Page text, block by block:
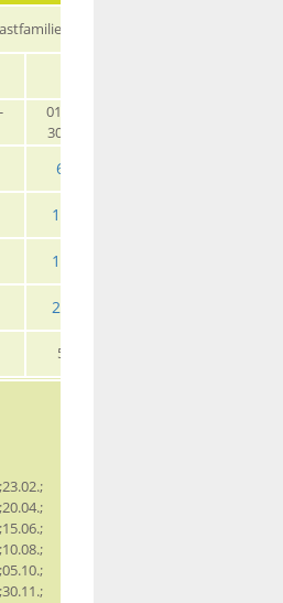
01.01. -
30.05.
669
1205
1695
2175
529